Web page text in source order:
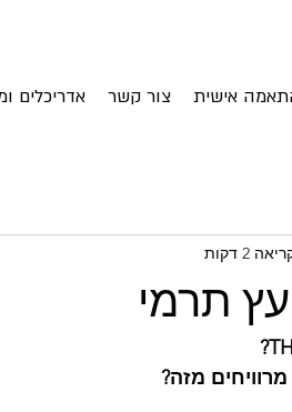
אישית צור קשר אדריכלים
תרמי
2 דקות
מזה?